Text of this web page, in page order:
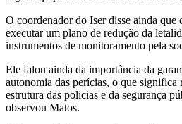
O coordenador do Iser disse ainda que
executar um plano de redução da
instrumentos de monitoramento pela
Ele falou ainda da importância da
autonomia das perícias, o que significa
estrutura das policias e da segurança
observou Matos.